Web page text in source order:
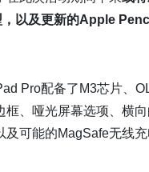
以及更新的Apple
Pro配备了M3芯片、
框、哑光屏幕选项、横
及可能的MagSafe无线充